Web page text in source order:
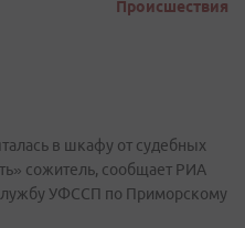
Происшествия
в шкафу от судебных
сожитель, сообщает РИА
УФССП по Приморскому